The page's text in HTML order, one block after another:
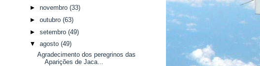
► novembro (33)
► outubro (63)
► setembro (49)
▼ agosto (49)
Agradecimento dos peregrinos das
Aparições de Jaca...